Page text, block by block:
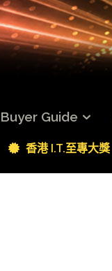
Buyer Guide
香港 I.T.至專大獎